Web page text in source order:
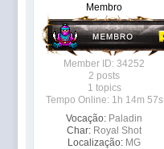
Membro
Member ID: 34252
2 posts
1 topics
Tempo Online: 1h 14m 57s
Vocação: Paladin
Char: Royal Shot
Localização: MG